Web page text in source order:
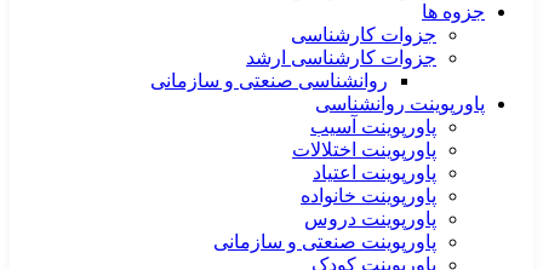
جزوه ها
جزوات کارشناسی
جزوات کارشناسی ارشد
روانشناسی صنعتی و سازمانی
پاورپوینت روانشناسی
پاورپوینت آسیب
پاورپوینت اختلالات
پاورپوینت اعتیاد
پاورپوینت خانواده
پاورپوینت دروس
پاورپوینت صنعتی و سازمانی
پاورپوینت کودک